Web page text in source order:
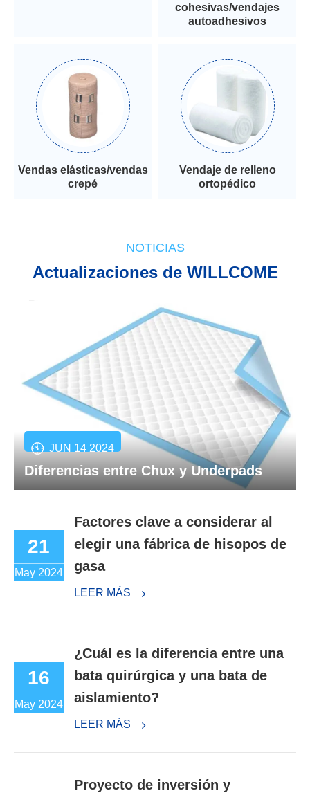
cohesivas/vendajes
autoadhesivos
Vendas elásticas/vendas
crepé
Vendaje de relleno
ortopédico
NOTICIAS
Actualizaciones de WILLCOME
JUN 14 2024
Diferencias entre Chux y Underpads
21
May 2024
Factores clave a considerar al
elegir una fábrica de hisopos de
gasa
LEER MÁS
16
May 2024
¿Cuál es la diferencia entre una
bata quirúrgica y una bata de
aislamiento?
LEER MÁS
Proyecto de inversión y